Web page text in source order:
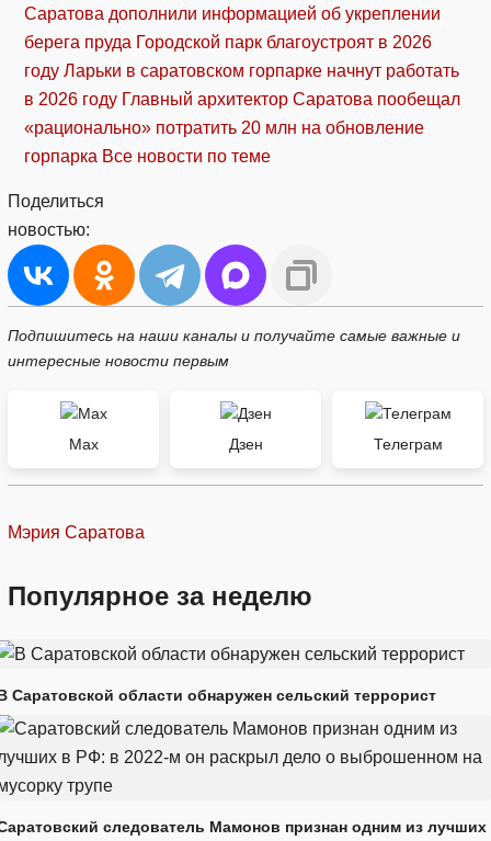
Саратова дополнили информацией об укреплении
берега пруда Городской парк благоустроят в 2026
году Ларьки в саратовском горпарке начнут работать
в 2026 году Главный архитектор Саратова пообещал
«рационально» потратить 20 млн на обновление
горпарка Все новости по теме
Поделиться
новостью:
Подпишитесь на наши каналы и получайте самые важные и
интересные новости первым
Max Дзен Телеграм
Мэрия Саратова
Популярное за неделю
Саратовской области обнаружен сельский террорист
следователь Мамонов признан одним из лучших